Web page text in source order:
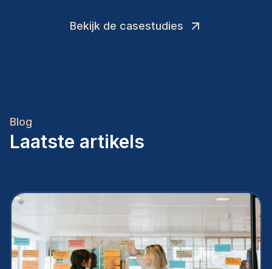
Bekijk de casestudies
Blog
Laatste artikels